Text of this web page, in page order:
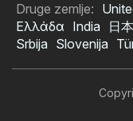
Druge zemlje:
Ελλάδα India 日本
Srbija Slovenija